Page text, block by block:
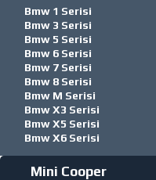
Bmw 1 Serisi
Bmw 3 Serisi
Bmw 5 Serisi
Bmw 6 Serisi
Bmw 7 Serisi
Bmw 8 Serisi
Bmw M Serisi
Bmw X3 Serisi
Bmw X5 Serisi
Bmw X6 Serisi
Mini Cooper